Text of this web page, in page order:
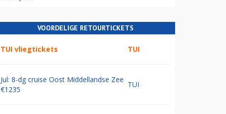
VOORDELIGE RETOURTICKETS
TUI vliegtickets TUI
Jul: 8-dg cruise Oost Middellandse Zee
€1235
TUI